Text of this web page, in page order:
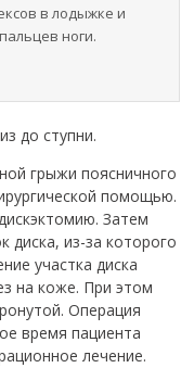
в лодыжке и
ноги.
до ступни.
грыжи поясничного
помощью.
Затем
диска, из-за которого
участка диска
на коже. При этом
Операция
время пациента
лечение.